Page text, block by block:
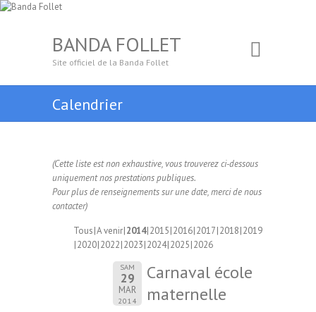
BANDA FOLLET
Site officiel de la Banda Follet
Calendrier
(Cette liste est non exhaustive, vous trouverez ci-dessous
uniquement nos prestations publiques.
Pour plus de renseignements sur une date, merci de nous
contacter)
Tous A venir 2014 2015 2016 2017 2018 2019
2020 2022 2023 2024 2025 2026
SAM
29
MAR
2014
Carnaval école
maternelle